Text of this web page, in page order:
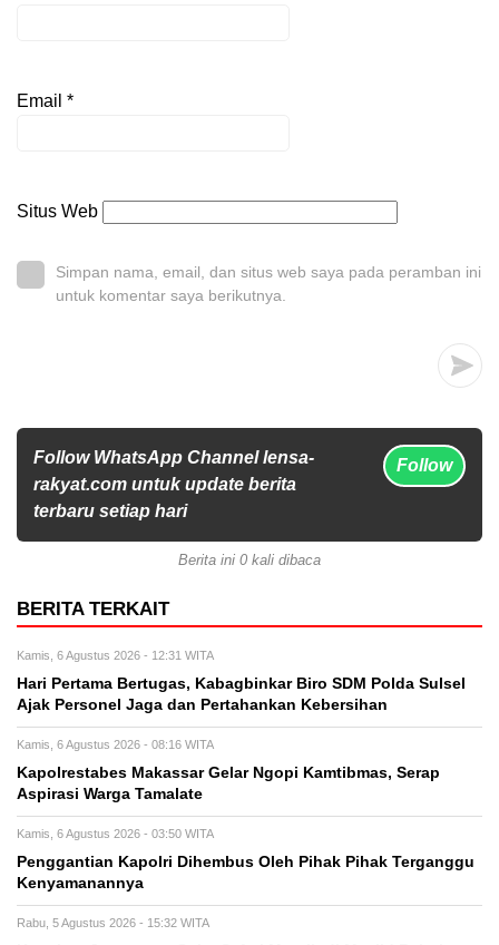
Email *
Situs Web
Simpan nama, email, dan situs web saya pada peramban ini
untuk komentar saya berikutnya.
Follow WhatsApp Channel lensa-
rakyat.com untuk update berita
terbaru setiap hari
Follow
Berita ini 0 kali dibaca
BERITA TERKAIT
Kamis, 6 Agustus 2026 - 12:31 WITA
Hari Pertama Bertugas, Kabagbinkar Biro SDM Polda Sulsel
Ajak Personel Jaga dan Pertahankan Kebersihan
Kamis, 6 Agustus 2026 - 08:16 WITA
Kapolrestabes Makassar Gelar Ngopi Kamtibmas, Serap
Aspirasi Warga Tamalate
Kamis, 6 Agustus 2026 - 03:50 WITA
Penggantian Kapolri Dihembus Oleh Pihak Pihak Terganggu
Kenyamanannya
Rabu, 5 Agustus 2026 - 15:32 WITA